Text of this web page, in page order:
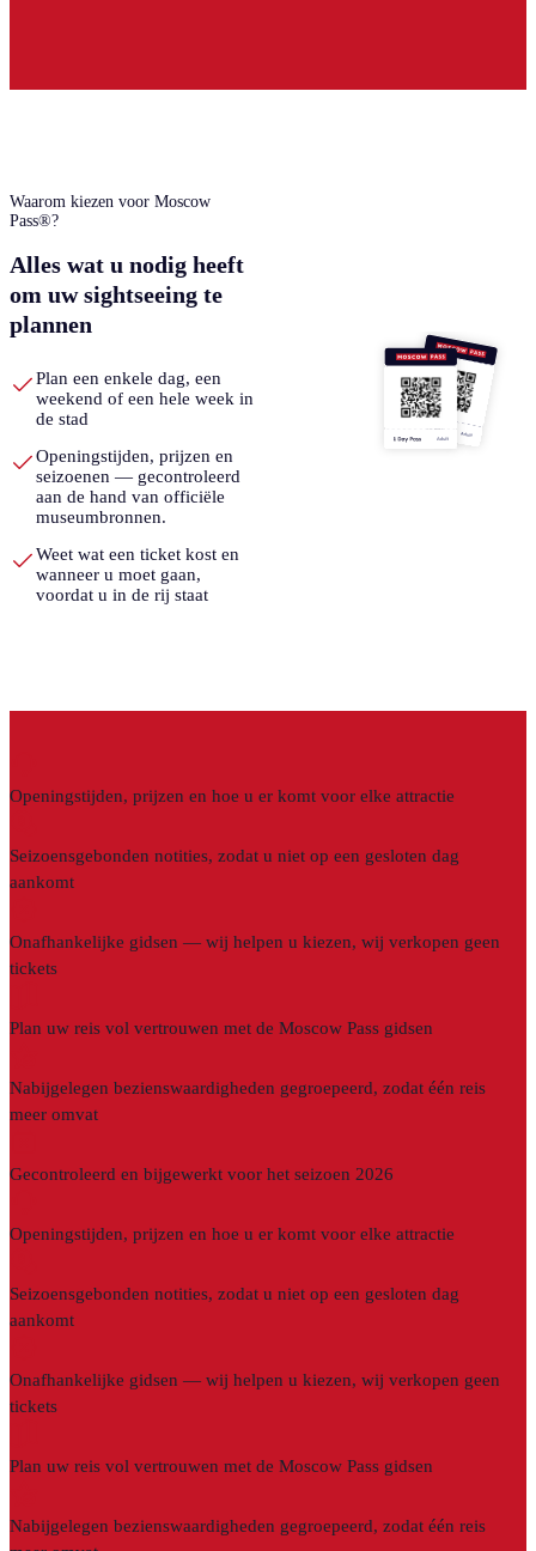
Waarom kiezen voor Moscow
Pass®?
Alles wat u nodig heeft
om uw sightseeing te
plannen
Plan een enkele dag, een
weekend of een hele week in
de stad
Openingstijden, prijzen en
seizoenen — gecontroleerd
aan de hand van officiële
museumbronnen.
Weet wat een ticket kost en
wanneer u moet gaan,
voordat u in de rij staat
Openingstijden, prijzen en hoe u er komt voor elke attractie
Seizoensgebonden notities, zodat u niet op een gesloten dag
aankomt
Onafhankelijke gidsen — wij helpen u kiezen, wij verkopen geen
tickets
Plan uw reis vol vertrouwen met de Moscow Pass gidsen
Nabijgelegen bezienswaardigheden gegroepeerd, zodat één reis
meer omvat
Gecontroleerd en bijgewerkt voor het seizoen 2026
Openingstijden, prijzen en hoe u er komt voor elke attractie
Seizoensgebonden notities, zodat u niet op een gesloten dag
aankomt
Onafhankelijke gidsen — wij helpen u kiezen, wij verkopen geen
tickets
Plan uw reis vol vertrouwen met de Moscow Pass gidsen
Nabijgelegen bezienswaardigheden gegroepeerd, zodat één reis